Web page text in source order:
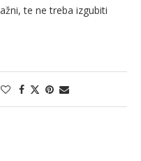
te ne treba izgubiti